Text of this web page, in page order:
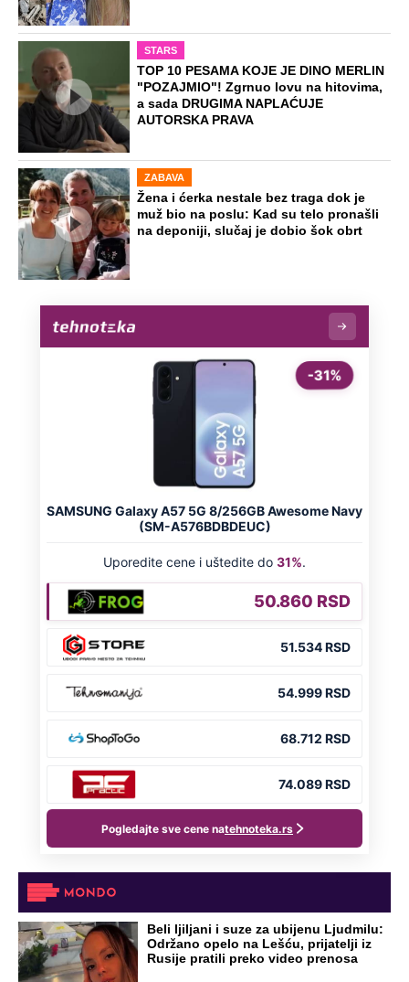
Dunav kod Prahova promenio lični
opis i otkrio ratne tajne: "Ovde plovim
žmureći, ali sada je opasno" (Video)
avgusta, evo koliko ćemo čekati na
osveženje
Preporučeno
NA VREME SVE
godine: Organizujte sebi mini odmor od
čak četiri slobodna dana
OD NAVODNOG HEROJA DO BRUTALNOG UBICE
GENERAL IVAN STRELJAO SRBE, A
HRVATI GA SLAVILI KAO HEROJA KNINA:
Par godina kasnije išao od kuće do kuće i